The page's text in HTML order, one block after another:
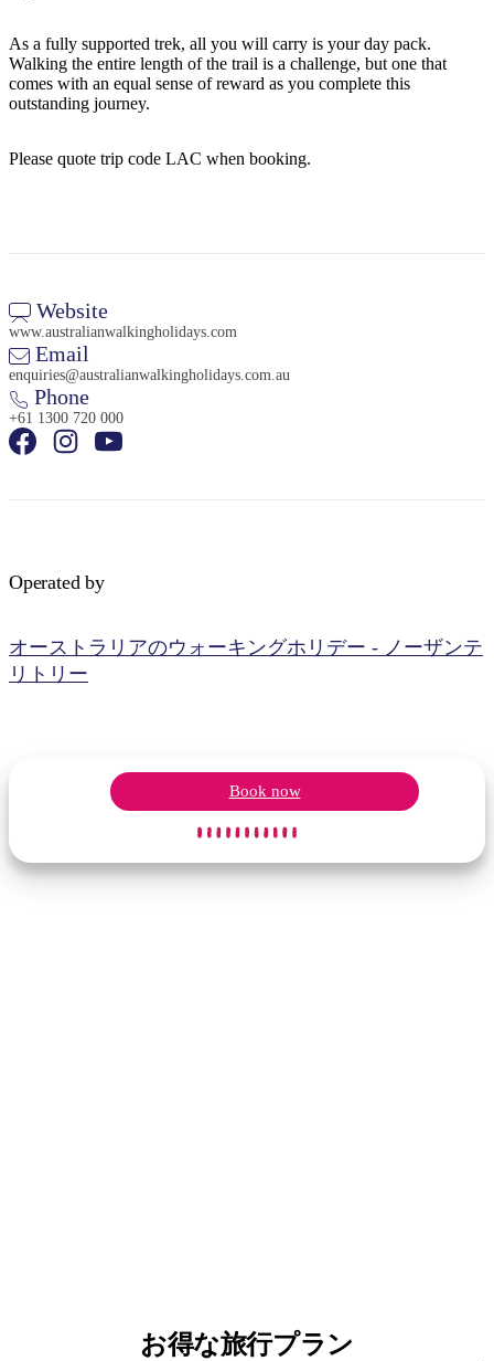
ト
ド
散
策
ビ
テ
ィ
こ
と
計
画
す
る
ツ
ー
索:
As a fully supported trek, all you will carry is your day pack.
Walking the entire length of the trail is a challenge, but one that
comes with an equal sense of reward as you complete this
outstanding journey.
Please quote trip code LAC when booking.
Website
www.australianwalkingholidays.com
Email
enquiries@australianwalkingholidays.com.au
Phone
+61 1300 720 000
Operated by
オーストラリアのウォーキングホリデー - ノーザンテ
リトリー
Book now
お得な旅行プラン